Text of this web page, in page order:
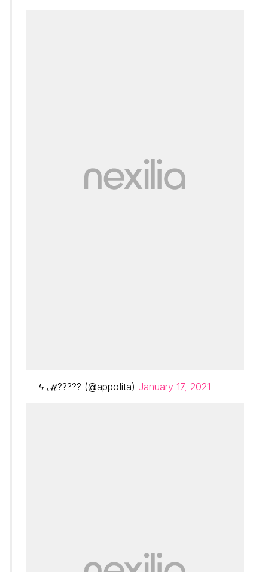
— ϟ ℳ????? (@appoIita) January 17, 2021